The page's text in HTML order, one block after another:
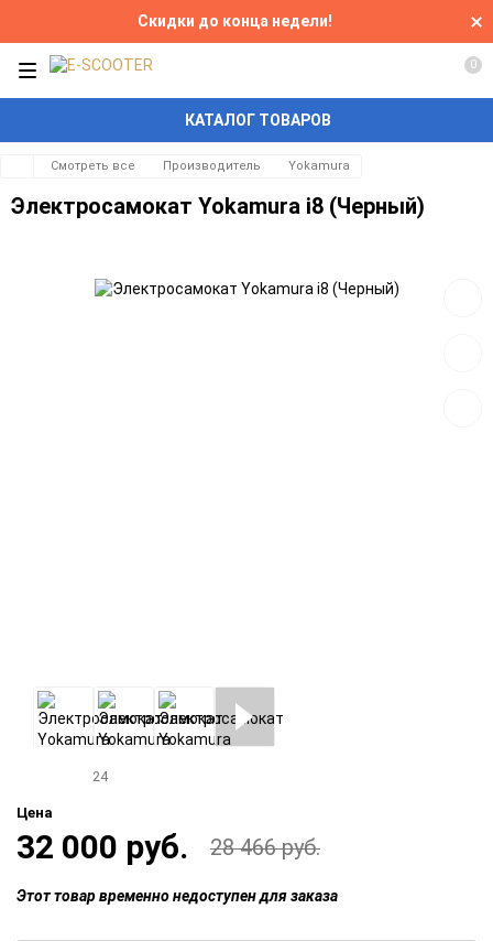
Скидки до конца недели!
КАТАЛОГ ТОВАРОВ
0
Смотреть все Производитель Yokamura
Электросамокат Yokamura i8 (Черный)
24
Цена
32 000 руб. 28 466 руб.
Этот товар временно недоступен для заказа